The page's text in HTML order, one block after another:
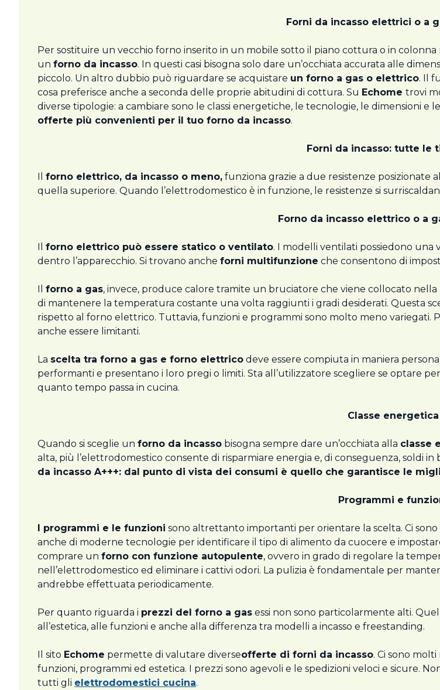
Forni da incasso elettrici o a
Per sostituire un vecchio forno inserito in un mobile sotto il piano cottura o in
un forno da incasso. In questi casi bisogna solo dare un’occhiata accurata alle
piccolo. Un altro dubbio può riguardare se acquistare un forno a gas o elettrico. Il
cosa preferisce anche a seconda delle proprie abitudini di cottura. Su Echome trovi
diverse tipologie: a cambiare sono le classi energetiche, le tecnologie, le dimensioni e
offerte più convenienti per il tuo forno da incasso.
Forni da incasso: tutte le
forno elettrico, da incasso o meno, funziona grazie a due resistenze posizionate
quella superiore. Quando l’elettrodomestico è in funzione, le resistenze si
Forno da incasso elettrico o a
forno elettrico può essere statico o ventilato. I modelli ventilati possiedono
dentro l’apparecchio. Si trovano anche forni multifunzione che consentono di
forno a gas, invece, produce calore tramite un bruciatore che viene collocato
di mantenere la temperatura costante una volta raggiunti i gradi desiderati. Questa
rispetto al forno elettrico. Tuttavia, funzioni e programmi sono molto meno variegati.
anche essere limitanti.
La scelta tra forno a gas e forno elettrico deve essere compiuta in maniera
performanti e presentano i loro pregi o limiti. Sta all’utilizzatore scegliere se optare
quanto tempo passa in cucina.
Classe energetica
Quando si sceglie un forno da incasso bisogna sempre dare un’occhiata alla classe
alta, più l’elettrodomestico consente di risparmiare energia e, di conseguenza, soldi
da incasso A+++: dal punto di vista dei consumi è quello che garantisce le
Programmi e
I programmi e le funzioni sono altrettanto importanti per orientare la scelta. Ci
anche di moderne tecnologie per identificare il tipo di alimento da cuocere e
comprare un forno con funzione autopulente, ovvero in grado di regolare la
nell’elettrodomestico ed eliminare i cattivi odori. La pulizia è fondamentale per
andrebbe effettuata periodicamente.
Per quanto riguarda i prezzi del forno a gas essi non sono particolarmente alti.
all’estetica, alle funzioni e anche alla differenza tra modelli a incasso e freestanding.
Il sito Echome permette di valutare diverseofferte di forni da incasso. Ci sono
funzioni, programmi ed estetica. I prezzi sono agevoli e le spedizioni veloci e sicure.
tutti gli elettrodomestici cucina.